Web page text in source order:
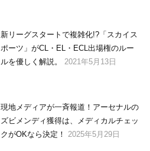
新リーグスタートで複雑化!?「スカイス
ポーツ」がCL・EL・ECL出場権のルー
ルを優しく解説。
2021年5月13日
現地メディアが一斉報道！アーセナルの
ズビメンディ獲得は、メディカルチェッ
クがOKなら決定！
2025年5月29日